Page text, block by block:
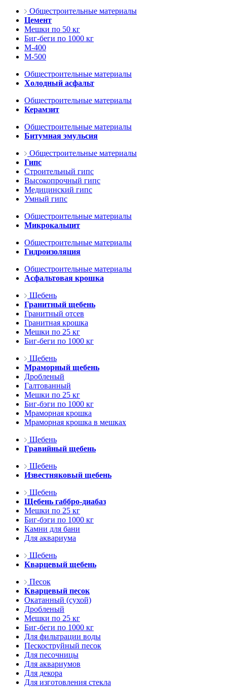
Общестроительные материалы
Цемент
Мешки по 50 кг
Биг-беги по 1000 кг
М-400
М-500
Общестроительные материалы
Холодный асфальт
Общестроительные материалы
Керамзит
Общестроительные материалы
Битумная эмульсия
Общестроительные материалы
Гипс
Строительный гипс
Высокопрочный гипс
Медицинский гипс
Умный гипс
Общестроительные материалы
Микрокальцит
Общестроительные материалы
Гидроизоляция
Общестроительные материалы
Асфальтовая крошка
Щебень
Гранитный щебень
Гранитный отсев
Гранитная крошка
Мешки по 25 кг
Биг-беги по 1000 кг
Щебень
Мраморный щебень
Дробленый
Галтованный
Мешки по 25 кг
Биг-бэги по 1000 кг
Мраморная крошка
Мраморная крошка в мешках
Щебень
Гравийный щебень
Щебень
Известняковый щебень
Щебень
Щебень габбро-диабаз
Мешки по 25 кг
Биг-бэги по 1000 кг
Камни для бани
Для аквариума
Щебень
Кварцевый щебень
Песок
Кварцевый песок
Окатанный (сухой)
Дробленый
Мешки по 25 кг
Биг-беги по 1000 кг
Для фильтрации воды
Пескоструйный песок
Для песочницы
Для аквариумов
Для декора
Для изготовления стекла